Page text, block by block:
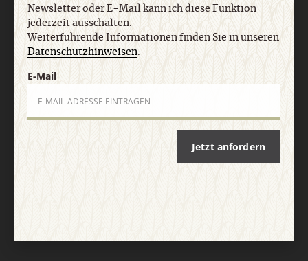
Newsletter oder E-Mail kann ich diese Funktion
jederzeit ausschalten.
Weiterführende Informationen finden Sie in unseren
Datenschutzhinweisen.
E-Mail
Jetzt anfordern